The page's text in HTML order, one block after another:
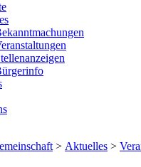
> Aktuelles >